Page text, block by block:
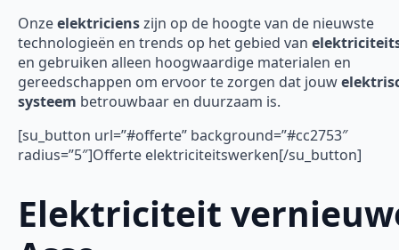
Onzeelektricienszijn op de hoogte van de nieuwste
technologieën en trends op het gebied van
en gebruiken alleen hoogwaardige materialen en
gereedschappen om ervoor te zorgen dat jouw
systeem betrouwbaar en duurzaam is.
[su_button url=”#offerte” background=”#cc2753″
radius=”5″]Offerte elektriciteitswerken[/su_button]
Elektriciteit